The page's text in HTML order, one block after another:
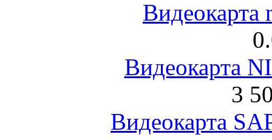
Видеокарта
Видеокарта
3
Видеокарта